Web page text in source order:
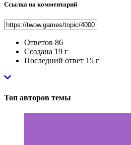
Ссылка на комментарий
Ответов 86
Создана 19 г
Последний ответ 15 г
Топ авторов темы